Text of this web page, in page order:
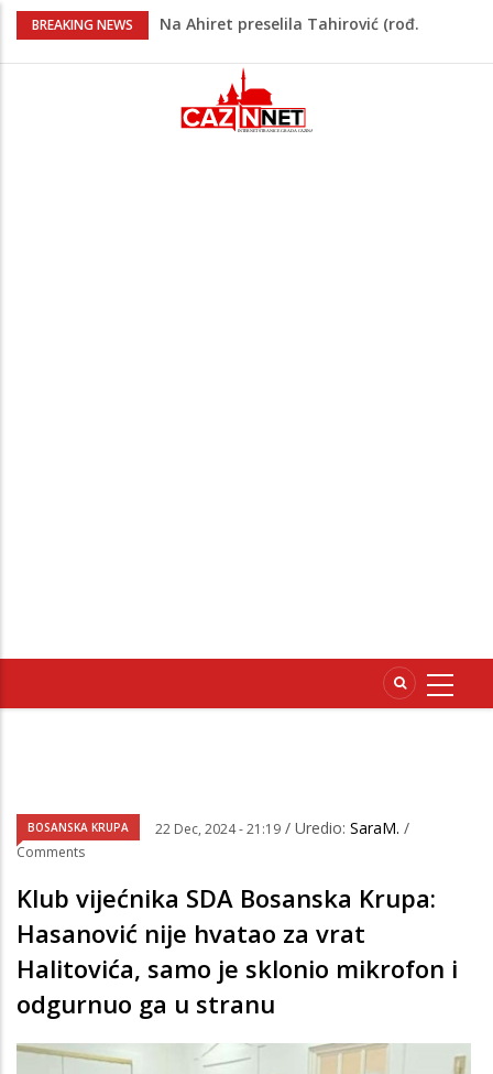
BREAKING NEWS
Na Ahiret preselila Tahirović (rođ.
FIFA stala u odbranu Infantina nakon
skandala sa ljubavnicom
Meso koje se topi u ustima: Jednostavan
BOSANSKA KRUPA 22 Dec, 2024 - 21:19 / Uredio: SaraM. /
Comments
Klub vijećnika SDA Bosanska Krupa:
Hasanović nije hvatao za vrat
Halitovića, samo je sklonio mikrofon i
odgurnuo ga u stranu